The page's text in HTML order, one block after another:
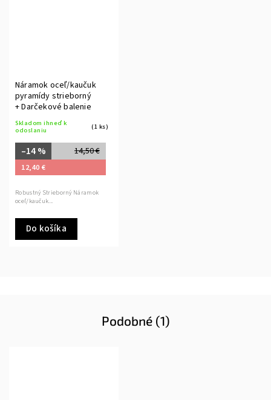
Náramok oceľ/kaučuk
pyramídy strieborný
+ Darčekové balenie
Skladom ihneď k
odoslaniu
(1 ks)
14,50 €
–14 %
12,40 €
Do košíka
Robustný Strieborný Náramok
oceľ/kaučuk...
Podobné (1)